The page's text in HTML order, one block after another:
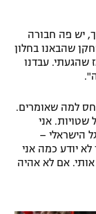
יש פה חבורה
שהבאנו בחלון
שהגעתי. עבדנו
למה שאומרים.
אני
הישראלי –
יודע כמה אני
אותי. אם לא אהיה